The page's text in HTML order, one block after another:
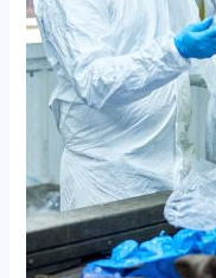
Dan
Analisis
Pengolahan
Limbah
B3
(Pengawas)